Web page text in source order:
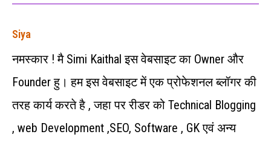
Siya
नमस्कार ! मै Simi Kaithal इस वेबसाइट का Owner और
Founder हु। हम इस वेबसाइट में एक प्रोफेशनल ब्लॉगर की
तरह कार्य करते है , जहा पर रीडर को Technical Blogging
, web Development ,SEO, Software , GK एवं अन्‍य